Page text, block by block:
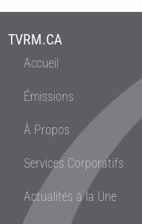
TVRM.CA
Accueil
Émissions
À Propos
Services Corporatifs
Actualités à la Une